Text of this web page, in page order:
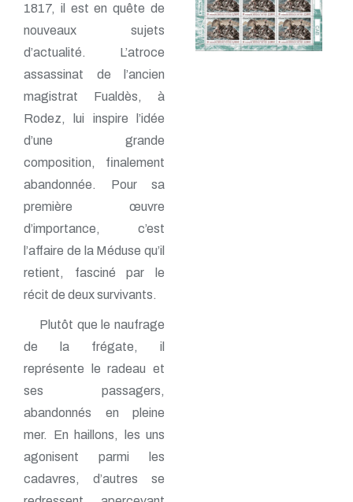
1817, il est en quête de
nouveaux sujets
d’actualité. L’atroce
assassinat de l’ancien
magistrat Fualdès, à
Rodez, lui inspire l’idée
d’une grande
composition, finalement
abandonnée. Pour sa
première œuvre
d’importance, c’est
l’affaire de la Méduse qu’il
retient, fasciné par le
récit de deux survivants.
Plutôt que le naufrage
de la frégate, il
représente le radeau et
ses passagers,
abandonnés en pleine
mer. En haillons, les uns
agonisent parmi les
cadavres, d’autres se